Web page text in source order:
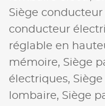
Siège
conducteur
réglable en
mémoire, Siège
électriques,
lombaire, Siège